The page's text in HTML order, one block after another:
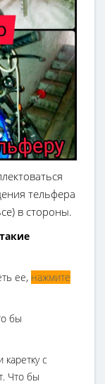
тельфера
в стороны.
ее, нажмите
бы
с
Что бы